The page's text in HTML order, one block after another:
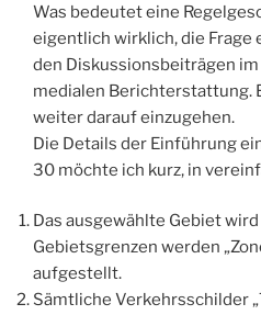
Was bedeutet eine
eigentlich wirklich, die Frage
den Diskussionsbeiträgen
medialen Berichterstattung.
weiter darauf einzugehen.
Die Details der Einführung
30 möchte ich kurz, in
Das ausgewählte Gebiet
Gebietsgrenzen werden
aufgestellt.
Sämtliche Verkehrsschilder